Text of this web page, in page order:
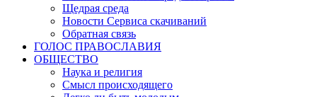
Щедрая среда
Новости Сервиса скачиваний
Обратная связь
ГОЛОС ПРАВОСЛАВИЯ
ОБЩЕСТВО
Наука и религия
Смысл происходящего